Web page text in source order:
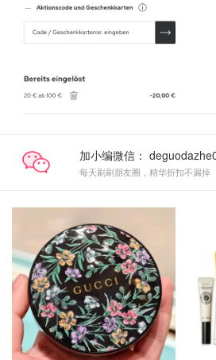
加小编微信：
每天刷刷朋友圈，精华折扣不漏掉